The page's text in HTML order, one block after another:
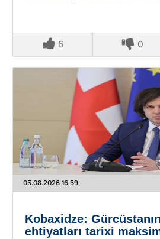
6 0
05.08.2026 16:59
Kobaxidze:
ehtiyatları tarixi